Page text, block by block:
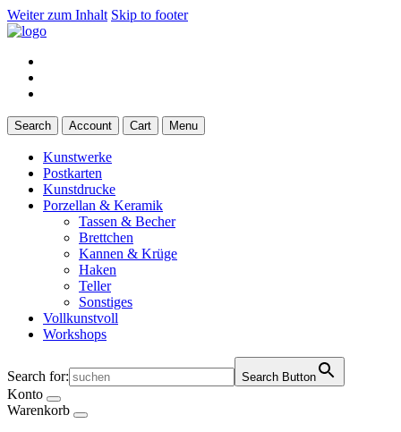
Weiter zum Inhalt Skip to footer
Search Account Cart Menu
Kunstwerke
Postkarten
Kunstdrucke
Porzellan & Keramik
Tassen & Becher
Brettchen
Kannen & Krüge
Haken
Teller
Sonstiges
Vollkunstvoll
Workshops
Search for: Search Button
Konto
Warenkorb